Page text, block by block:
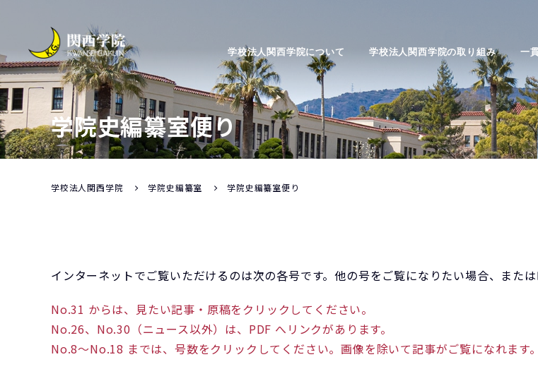
学校法人関西学院について 学校法人関西学院の取り組み 一
学院史編纂室便り
学校法人関西学院 学院史編纂室 学院史編纂室便り
インターネットでご覧いただけるのは次の各号です。他の号をご覧になりたい場合、また
No.31 からは、見たい記事・原稿をクリックしてください。
No.26、No.30（ニュース以外）は、PDF へリンクがあります。
No.8～No.18 までは、号数をクリックしてください。画像を除いて記事がご覧になれます。